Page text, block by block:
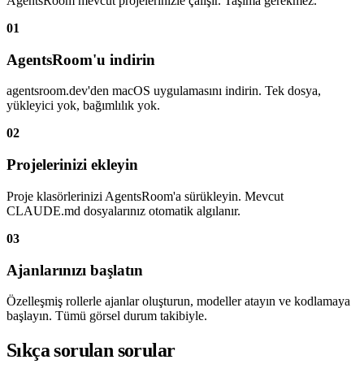
01
AgentsRoom'u indirin
agentsroom.dev'den macOS uygulamasını indirin. Tek dosya,
yükleyici yok, bağımlılık yok.
02
Projelerinizi ekleyin
Proje klasörlerinizi AgentsRoom'a sürükleyin. Mevcut
CLAUDE.md dosyalarınız otomatik algılanır.
03
Ajanlarınızı başlatın
Özelleşmiş rollerle ajanlar oluşturun, modeller atayın ve kodlamaya
başlayın. Tümü görsel durum takibiyle.
Sıkça sorulan sorular